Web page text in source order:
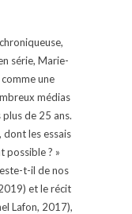
série, Marie-
une
médias
de 25 ans.
dont les essais
possible ? »
t-il de nos
et le récit
Lafon, 2017),